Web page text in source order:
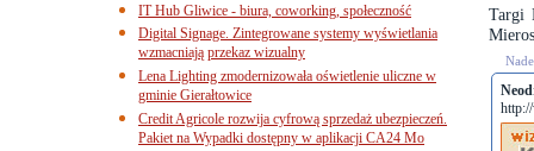
Targi
IT Hub Gliwice - biura, coworking, społeczność
Digital Signage. Zintegrowane systemy wyświetlania
wzmacniają przekaz wizualny
Lena Lighting zmodernizowała oświetlenie uliczne w
gminie Gierałtowice
Credit Agricole rozwija cyfrową sprzedaż ubezpieczeń.
Pakiet na Wypadki dostępny w aplikacji CA24 Mo